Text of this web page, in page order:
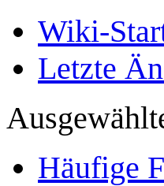
Wiki-
Letzte
Häufige